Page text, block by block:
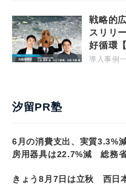
戦略的
スリリ
好循環
導入事例
汐留PR塾
6月の消費支出、実質3.3%
房用器具は22.7%減 総務
きょう8月7日は立秋 西日